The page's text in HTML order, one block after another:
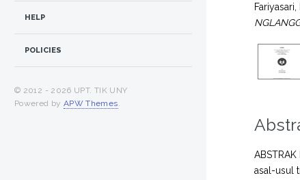
Fariyasari,
asal-usul
HELP
POLICIES
© 2012 - 2026 UPT. TIK UNY
Powered by APW Themes